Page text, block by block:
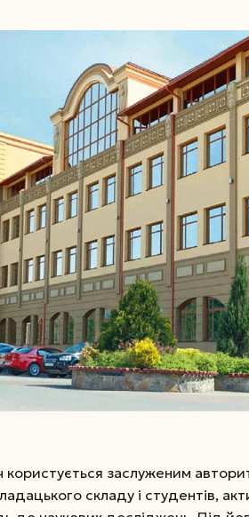
користується заслуженим
складу і студентів,